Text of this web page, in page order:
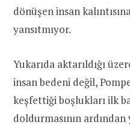
dönüşen insan
yansıtmıyor.
Yukarıda aktarıldığı
insan bedeni değil,
keşfettiği boşlukları ilk
doldurmasının